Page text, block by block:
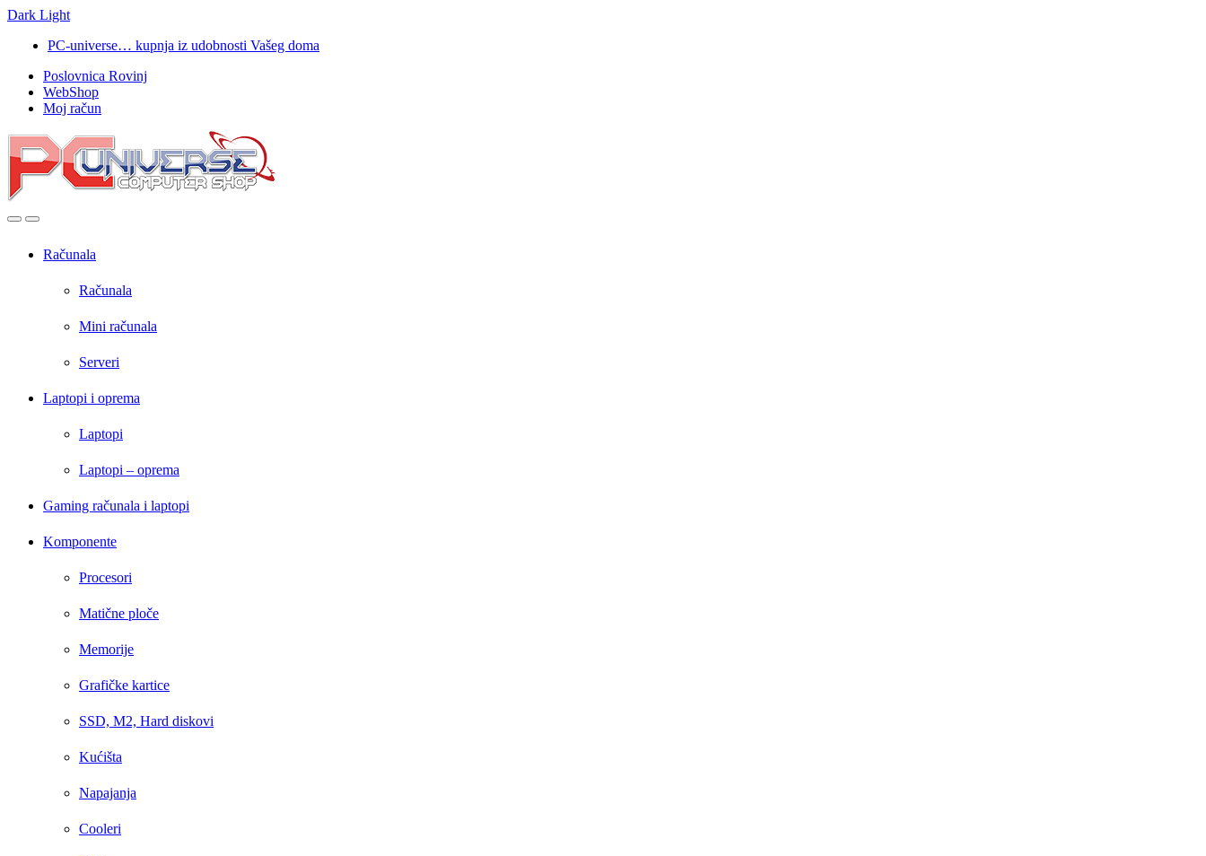
Dark Light
navigation
content
PC-universe… kupnja iz udobnosti Vašeg doma
Poslovnica Rovinj
WebShop
Moj račun
OpenClose
Računala
Računala
Mini računala
Serveri
Laptopi i oprema
Laptopi
Laptopi – oprema
Gaming računala i laptopi
Komponente
Procesori
Matične ploče
Memorije
Grafičke kartice
SSD, M2, Hard diskovi
Kućišta
Napajanja
Cooleri